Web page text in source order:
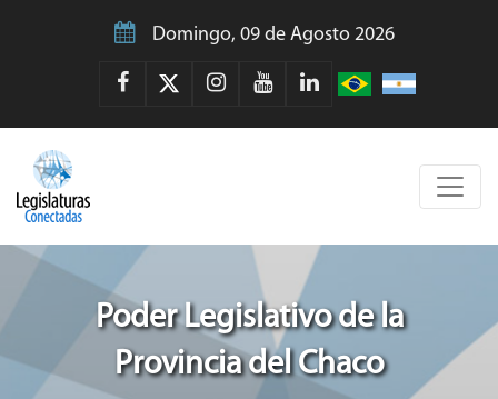
Domingo, 09 de Agosto 2026
Poder Legislativo de la
Provincia del Chaco